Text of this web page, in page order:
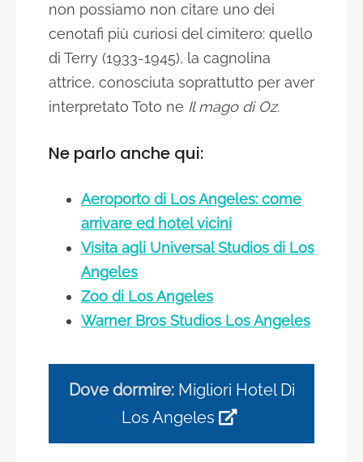
non possiamo non citare uno dei
cenotafi più curiosi del cimitero: quello
di Terry (1933-1945), la cagnolina
attrice, conosciuta soprattutto per aver
interpretato Toto ne Il mago di Oz.
Ne parlo anche qui:
Aeroporto di Los Angeles: come
arrivare ed hotel vicini
Visita agli Universal Studios di Los
Angeles
Zoo di Los Angeles
Warner Bros Studios Los Angeles
Dove dormire: Migliori Hotel Di
Los Angeles